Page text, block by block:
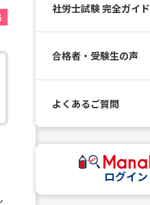
社労士試験 完全ガイド
合格者・受験生の声
よくあるご質問
ログイン